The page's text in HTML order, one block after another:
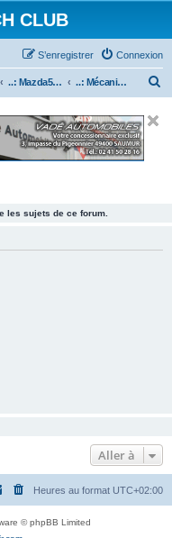
CLUB
Connexion
S’enregistrer
..: Mazda5 :.. ..: Mécanique (Mz5) :..
e
les sujets de ce forum.
Aller à
Heures au format UTC+02:00
© phpBB Limited